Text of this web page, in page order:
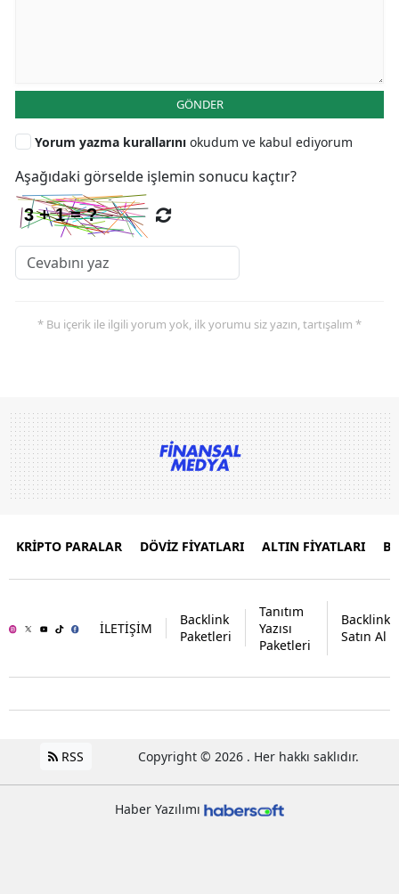
GÖNDER
Yorum yazma kurallarını okudum ve kabul ediyorum
Aşağıdaki görselde işlemin sonucu kaçtır?
* Bu içerik ile ilgili yorum yok, ilk yorumu siz yazın, tartışalım *
KRİPTO PARALAR DÖVİZ FİYATLARI ALTIN FİYATLARI
İLETİŞİM
Backlink
Paketleri
Tanıtım
Yazısı
Paketleri
Backlink
Satın Al
RSS Copyright © 2026 . Her hakkı saklıdır.
Haber Yazılımı